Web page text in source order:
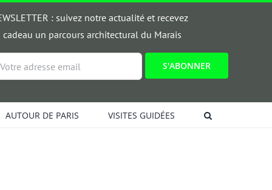
: suivez notre actualité et recevez
cadeau un parcours architectural du Marais
AUTOUR DE PARIS VISITES GUIDÉES